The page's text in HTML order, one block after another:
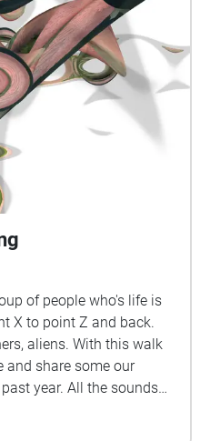
of people who's life is
aliens. With this walk
and share some our
so much Petr Laden,